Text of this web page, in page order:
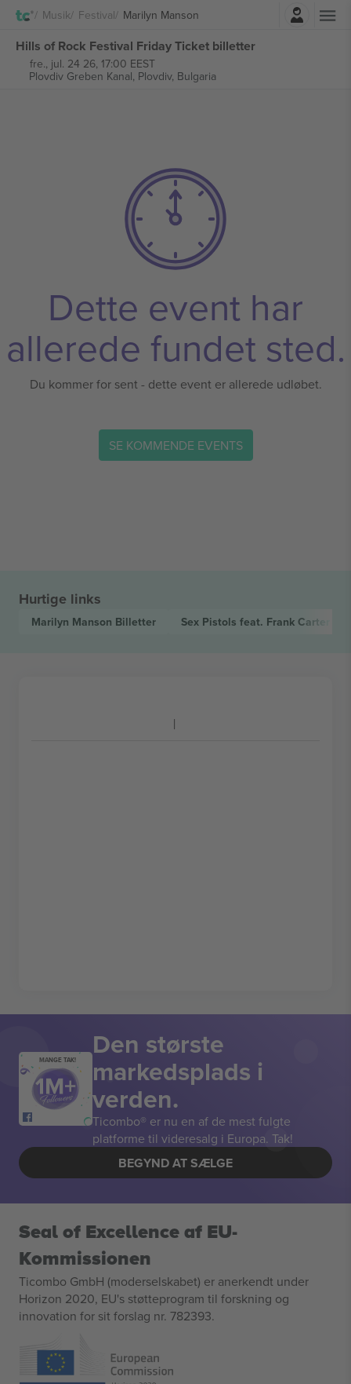
Musik Festival Marilyn Manson
Hills of Rock Festival Friday Ticket billetter
fre., jul. 24 26, 17:00 EEST
Plovdiv Greben Kanal, Plovdiv, Bulgaria
Dette event har
allerede fundet sted.
Du kommer for sent - dette event er allerede udløbet.
SE KOMMENDE EVENTS
Hurtige links
Marilyn Manson Billetter Sex Pistols feat. Frank Carter
MANGE TAK! Den største
markedsplads i
verden.
Ticombo® er nu en af de mest fulgte
platforme til videresalg i Europa. Tak!
BEGYND AT SÆLGE
Seal of Excellence af EU-
Kommissionen
Ticombo GmbH (moderselskabet) er anerkendt under
Horizon 2020, EU's støtteprogram til forskning og
innovation for sit forslag nr. 782393.